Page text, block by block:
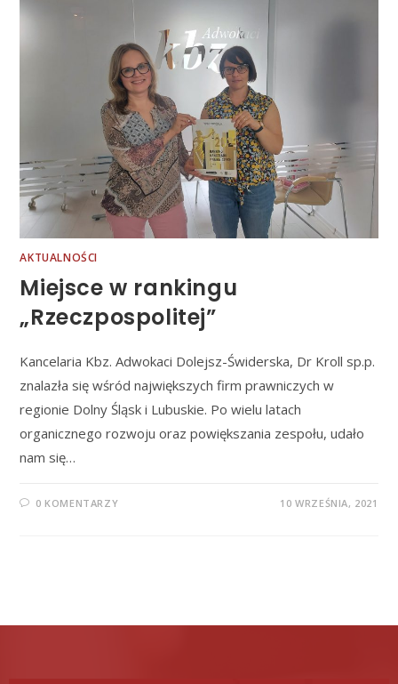
AKTUALNOŚCI
Miejsce w rankingu
„Rzeczpospolitej”
Kancelaria Kbz. Adwokaci Dolejsz-Świderska, Dr Kroll sp.p.
znalazła się wśród największych firm prawniczych w
regionie Dolny Śląsk i Lubuskie. Po wielu latach
organicznego rozwoju oraz powiększania zespołu, udało
nam się…
0 KOMENTARZY 10 WRZEŚNIA, 2021